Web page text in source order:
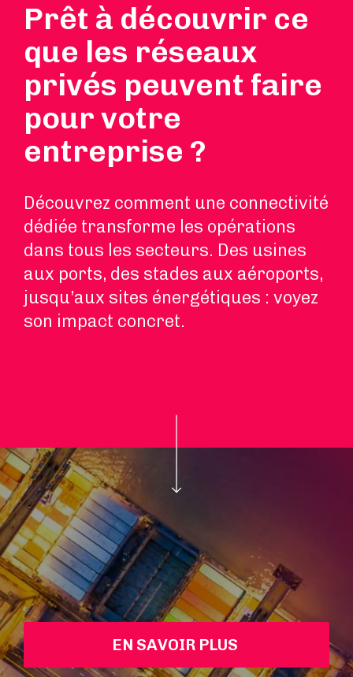
Prêt à découvrir ce
que les réseaux
privés peuvent faire
pour votre
entreprise ?
Découvrez comment une connectivité
dédiée transforme les opérations
dans tous les secteurs. Des usines
aux ports, des stades aux aéroports,
jusqu’aux sites énergétiques : voyez
son impact concret.
EN SAVOIR PLUS